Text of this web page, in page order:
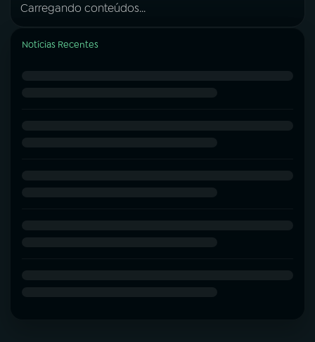
Carregando conteúdos...
Notícias Recentes